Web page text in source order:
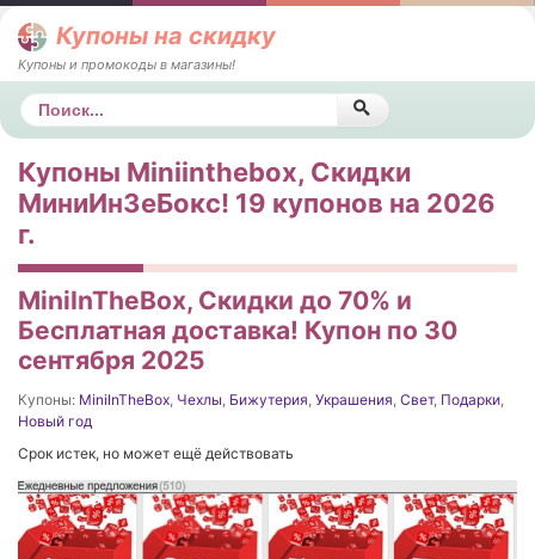
Купоны на скидку
Купоны и промокоды в магазины!
Поиск
Купоны Miniinthebox, Скидки
МиниИнЗеБокс! 19 купонов на 2026
г.
MiniInTheBox, Скидки до 70% и
Бесплатная доставка! Купон по 30
сентября 2025
Купоны: MiniInTheBox, Чехлы, Бижутерия, Украшения, Свет, Подарки,
Новый год
Срок истек, но может ещё действовать